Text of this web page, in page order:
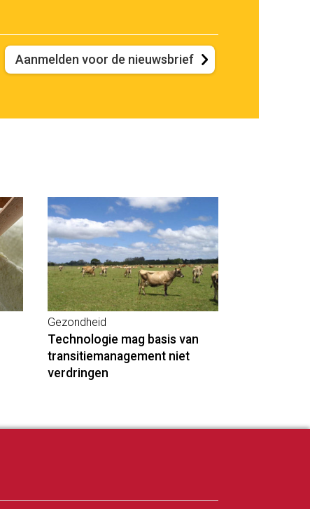
Aanmelden voor de nieuwsbrief
Gezondheid
Technologie mag basis van
transitiemanagement niet
verdringen